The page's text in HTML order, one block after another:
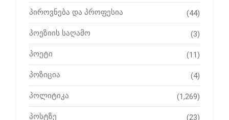
პიროვნება და პროფესია (44)
პოეზიის საღამო (3)
პოეტი (11)
პოზიცია (4)
პოლიტიკა (1,269)
პოსტზე (23)